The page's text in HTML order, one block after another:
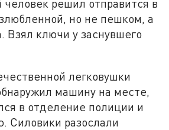
решил отправится в
но не пешком, а
Взял ключи у заснувшего
легковушки
машину на месте,
в отделение полиции и
Силовики разослали